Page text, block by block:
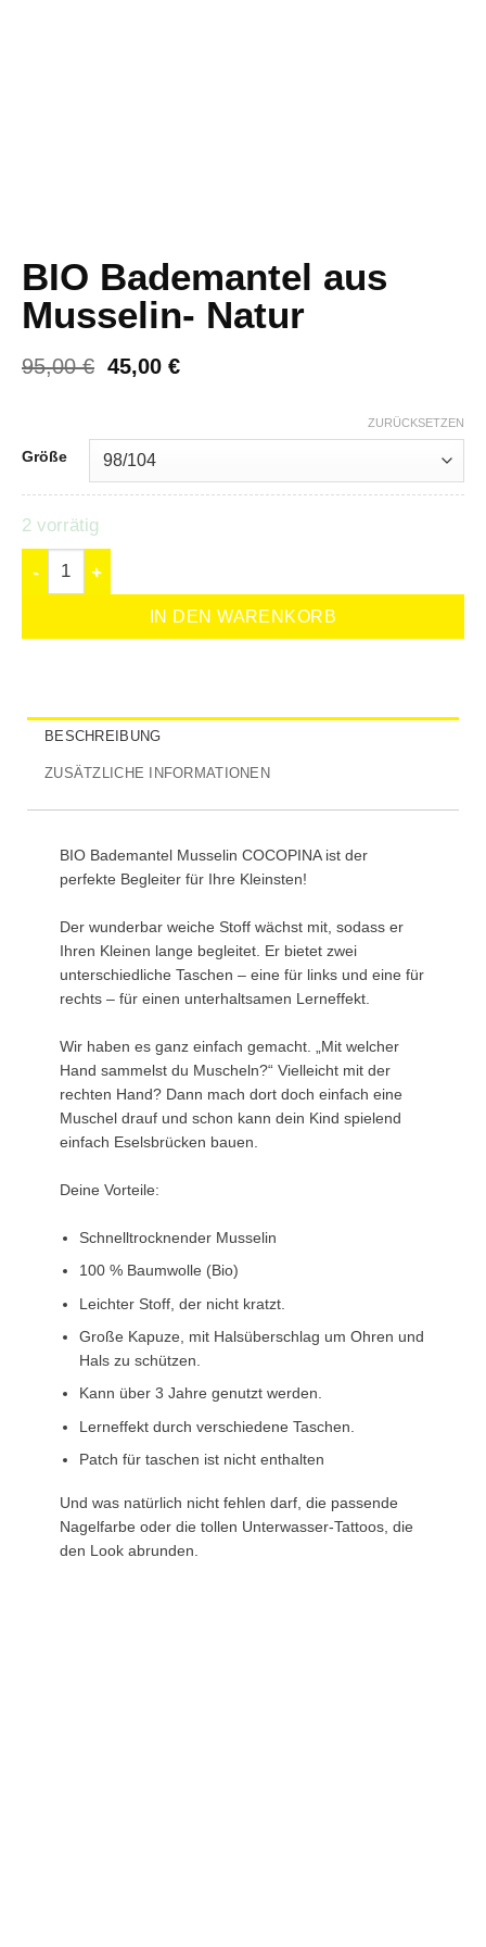
BIO Bademantel aus
Musselin- Natur
95,00€ 45,00 €
Größe
ZURÜCKSETZEN
2 vorrätig
IN DEN WARENKORB
BESCHREIBUNG
ZUSÄTZLICHE INFORMATIONEN
BIO Bademantel Musselin COCOPINA ist der
perfekte Begleiter für Ihre Kleinsten!
Der wunderbar weiche Stoff wächst mit, sodass er
Ihren Kleinen lange begleitet. Er bietet zwei
unterschiedliche Taschen – eine für links und eine für
rechts – für einen unterhaltsamen Lerneffekt.
Wir haben es ganz einfach gemacht. „Mit welcher
Hand sammelst du Muscheln?“ Vielleicht mit der
rechten Hand? Dann mach dort doch einfach eine
Muschel drauf und schon kann dein Kind spielend
einfach Eselsbrücken bauen.
Deine Vorteile:
Schnelltrocknender Musselin
100 % Baumwolle (Bio)
Leichter Stoff, der nicht kratzt.
Große Kapuze, mit Halsüberschlag um Ohren und
Hals zu schützen.
Kann über 3 Jahre genutzt werden.
Lerneffekt durch verschiedene Taschen.
Patch für taschen ist nicht enthalten
Und was natürlich nicht fehlen darf, die passende
Nagelfarbe oder die tollen Unterwasser-Tattoos, die
den Look abrunden.